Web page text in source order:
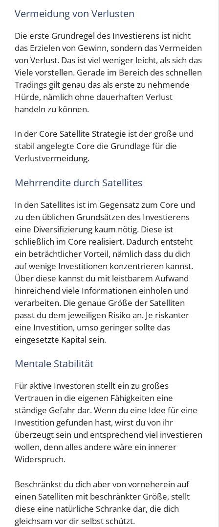
Vermeidung von Verlusten
Die erste Grundregel des Investierens ist nicht
das Erzielen von Gewinn, sondern das Vermeiden
von Verlust. Das ist viel weniger leicht, als sich das
Viele vorstellen. Gerade im Bereich des schnellen
Tradings gilt genau das als erste zu nehmende
Hürde, nämlich ohne dauerhaften Verlust
handeln zu können.
In der Core Satellite Strategie ist der große und
stabil angelegte Core die Grundlage für die
Verlustvermeidung.
Mehrrendite durch Satellites
In den Satellites ist im Gegensatz zum Core und
zu den üblichen Grundsätzen des Investierens
eine Diversifizierung kaum nötig. Diese ist
schließlich im Core realisiert. Dadurch entsteht
ein beträchtlicher Vorteil, nämlich dass du dich
auf wenige Investitionen konzentrieren kannst.
Über diese kannst du mit leistbarem Aufwand
hinreichend viele Informationen einholen und
verarbeiten. Die genaue Größe der Satelliten
passt du dem jeweiligen Risiko an. Je riskanter
eine Investition, umso geringer sollte das
eingesetzte Kapital sein.
Mentale Stabilität
Für aktive Investoren stellt ein zu großes
Vertrauen in die eigenen Fähigkeiten eine
ständige Gefahr dar. Wenn du eine Idee für eine
Investition gefunden hast, wirst du von ihr
überzeugt sein und entsprechend viel investieren
wollen, denn alles andere wäre ein innerer
Widerspruch.
Beschränkst du dich aber von vorneherein auf
einen Satelliten mit beschränkter Größe, stellt
diese eine natürliche Schranke dar, die dich
gleichsam vor dir selbst schützt.